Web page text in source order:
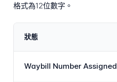
格式為12位數字。
狀態
Waybill Number Assigned